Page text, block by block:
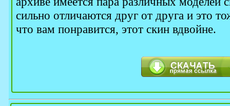
сильно отличаются друг от друга и это
что вам понравится, этот скин вдвойне.